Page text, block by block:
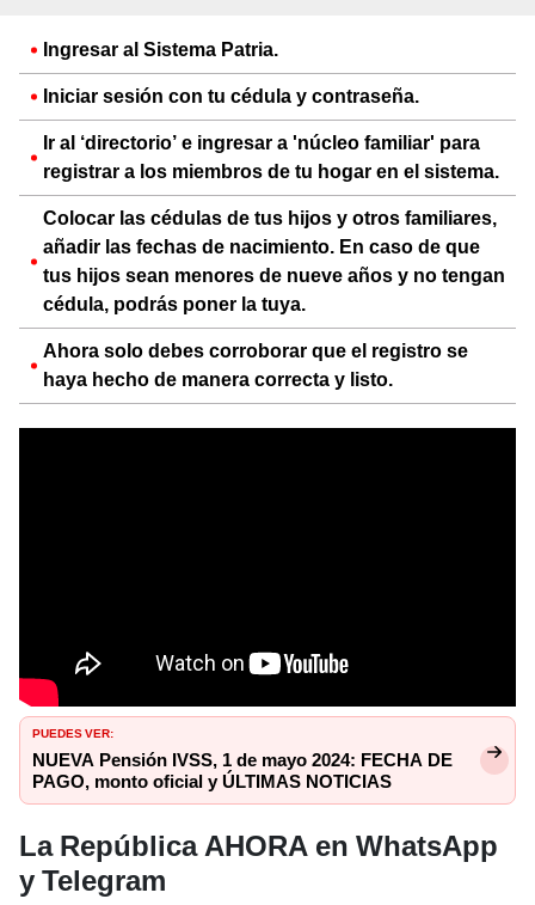
Ingresar al Sistema Patria.
Iniciar sesión con tu cédula y contraseña.
Ir al ‘directorio’ e ingresar a 'núcleo familiar' para
registrar a los miembros de tu hogar en el sistema.
Colocar las cédulas de tus hijos y otros familiares,
añadir las fechas de nacimiento. En caso de que
tus hijos sean menores de nueve años y no tengan
cédula, podrás poner la tuya.
Ahora solo debes corroborar que el registro se
haya hecho de manera correcta y listo.
PUEDES VER:
NUEVA Pensión IVSS, 1 de mayo 2024: FECHA DE
PAGO, monto oficial y ÚLTIMAS NOTICIAS
La República AHORA en WhatsApp
y Telegram